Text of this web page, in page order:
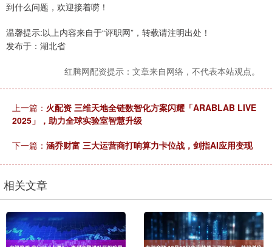
到什么问题，欢迎接着唠！
温馨提示:以上内容来自于“评职网”，转载请注明出处！
发布于：湖北省
红腾网配资提示：文章来自网络，不代表本站观点。
上一篇： 火配资 三维天地全链数智化方案闪耀「ARABLAB LIVE
2025」，助力全球实验室智慧升级
下一篇： 涵乔财富 三大运营商打响算力卡位战，剑指AI应用变现
相关文章